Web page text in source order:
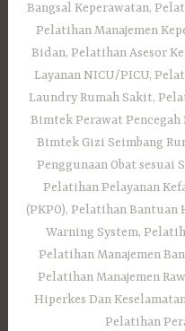
Bangsal Keperawatan,
Pelatihan Manajemen
Bidan, Pelatihan Asesor
Layanan NICU/PICU,
Laundry Rumah Sakit,
Bimtek Perawat Pencegah
Bimtek Gizi Seimbang
Penggunaan Obat sesuai
Pelatihan Pelayanan
(PKPO), Pelatihan
Warning System,
Pelatihan Manajemen
Pelatihan Manajemen
Hiperkes Dan
Pelatihan